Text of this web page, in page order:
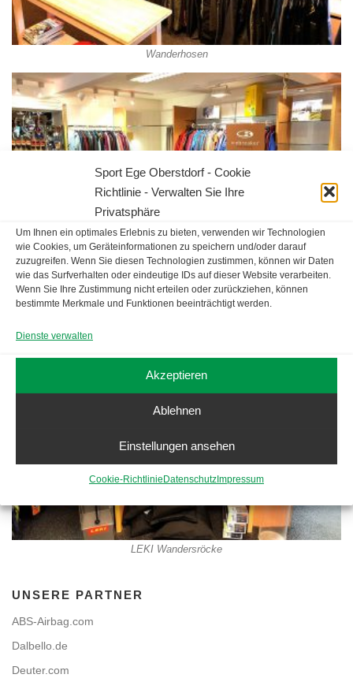
Sport Ege Oberstdorf - Cookie
Richtlinie - Verwalten Sie Ihre
Privatsphäre
Um Ihnen ein optimales Erlebnis zu bieten, verwenden wir Technologien
wie Cookies, um Geräteinformationen zu speichern und/oder darauf
zuzugreifen. Wenn Sie diesen Technologien zustimmen, können wir Daten
wie das Surfverhalten oder eindeutige IDs auf dieser Website verarbeiten.
Wenn Sie Ihre Zustimmung nicht erteilen oder zurückziehen, können
bestimmte Merkmale und Funktionen beeinträchtigt werden.
Dienste verwalten
Akzeptieren
Ablehnen
Einstellungen ansehen
Cookie-RichtlinieDatenschutzImpressum
Wanderhosen
Oberbkleidung
LEKI Wandersröcke
UNSERE PARTNER
ABS-Airbag.com
Dalbello.de
Deuter.com